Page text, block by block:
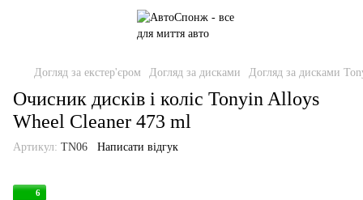
Догляд за екстер'єром Догляд за дисками Догляд за дисками
Очисник дисків і коліс Tonyin Alloys
Wheel Cleaner 473 ml
Артикул: TN06 Написати відгук
6